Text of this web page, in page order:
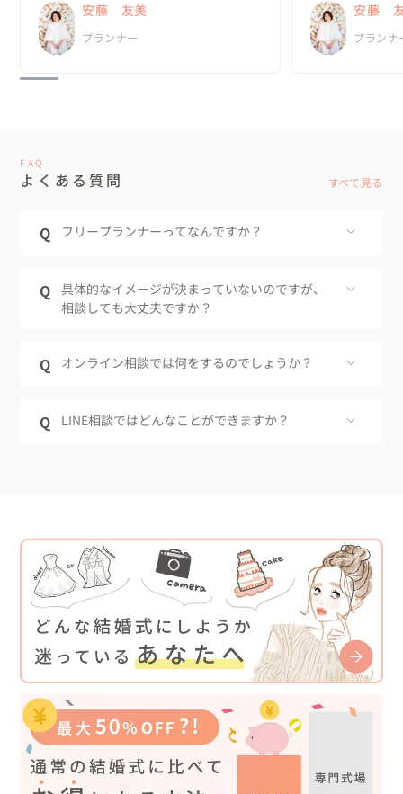
ったことを、安藤さんは「何として...
安藤 友美
プランナー
新郎・新婦に招待
の、ほと...
安藤
プランナ
FAQ
よくある質問 すべて見る
Q フリープランナーってなんですか？
Q
具体的なイメージが決まっていないのですが、
相談しても大丈夫ですか？
Q オンライン相談では何をするのでしょうか？
Q LINE相談ではどんなことができますか？